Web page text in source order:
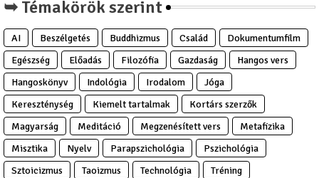
➥ Témakörök szerint
AI Beszélgetés Buddhizmus Család
Dokumentumfilm
Egészség
Előadás Filozófia Gazdaság
Hangos vers
Hangoskönyv
Indológia Irodalom
Jóga
Kereszténység
Kiemelt tartalmak
Kortárs szerzők
Magyarság
Meditáció Megzenésített vers
Metafizika
Misztika
Nyelv Parapszichológia
Pszichológia
Sztoicizmus
Taoizmus Technológia
Tréning